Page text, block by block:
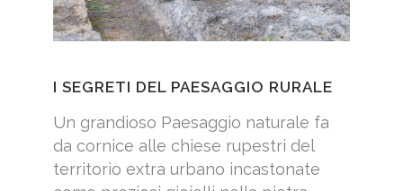
I SEGRETI DEL PAESAGGIO RURALE
Un grandioso Paesaggio naturale fa
da cornice alle chiese rupestri del
territorio extra urbano incastonate